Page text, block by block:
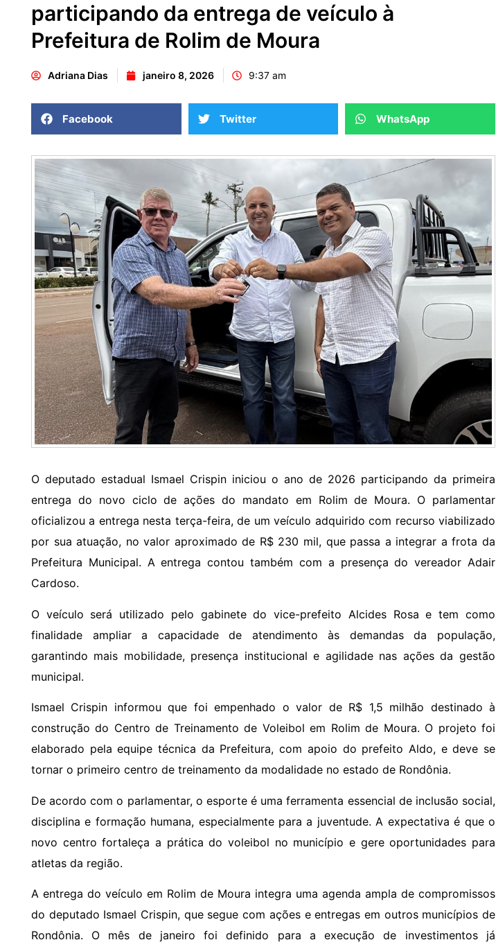
participando da entrega de veículo à
Prefeitura de Rolim de Moura
Adriana Dias janeiro 8, 2026 9:37 am
Facebook Twitter WhatsApp
O deputado estadual Ismael Crispin iniciou o ano de 2026 participando da primeira
entrega do novo ciclo de ações do mandato em Rolim de Moura. O parlamentar
oficializou a entrega nesta terça-feira, de um veículo adquirido com recurso viabilizado
por sua atuação, no valor aproximado de R$ 230 mil, que passa a integrar a frota da
Prefeitura Municipal. A entrega contou também com a presença do vereador Adair
Cardoso.
O veículo será utilizado pelo gabinete do vice-prefeito Alcides Rosa e tem como
finalidade ampliar a capacidade de atendimento às demandas da população,
garantindo mais mobilidade, presença institucional e agilidade nas ações da gestão
municipal.
Ismael Crispin informou que foi empenhado o valor de R$ 1,5 milhão destinado à
construção do Centro de Treinamento de Voleibol em Rolim de Moura. O projeto foi
elaborado pela equipe técnica da Prefeitura, com apoio do prefeito Aldo, e deve se
tornar o primeiro centro de treinamento da modalidade no estado de Rondônia.
De acordo com o parlamentar, o esporte é uma ferramenta essencial de inclusão social,
disciplina e formação humana, especialmente para a juventude. A expectativa é que o
novo centro fortaleça a prática do voleibol no município e gere oportunidades para
atletas da região.
A entrega do veículo em Rolim de Moura integra uma agenda ampla de compromissos
do deputado Ismael Crispin, que segue com ações e entregas em outros municípios de
Rondônia. O mês de janeiro foi definido para a execução de investimentos já